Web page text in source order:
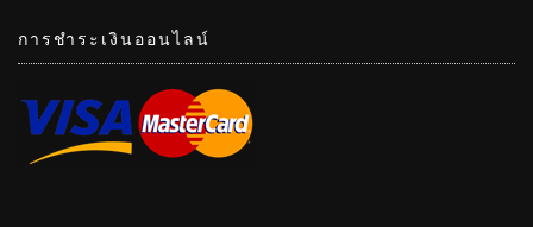
การชำระเงินออนไลน์